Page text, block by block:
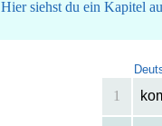
Hier siehst du ein Kapitel
1